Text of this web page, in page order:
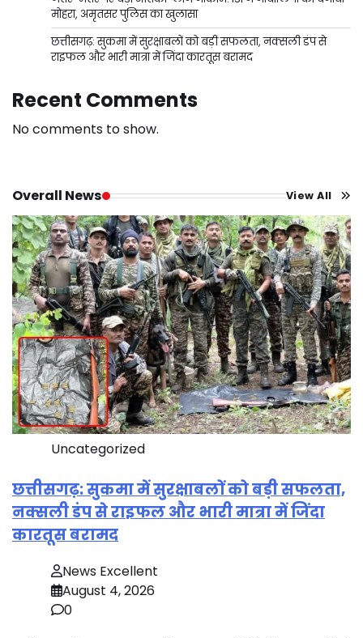
मोहरा, अमृतसर पुलिस का खुलासा
छत्तीसगढ़: सुकमा में सुरक्षाबलों को बड़ी सफलता, नक्सली डंप से
राइफल और भारी मात्रा में जिंदा कारतूस बरामद
Recent Comments
No comments to show.
Overall News View All
Uncategorized
छत्तीसगढ़: सुकमा में सुरक्षाबलों को बड़ी सफलता,
नक्सली डंप से राइफल और भारी मात्रा में जिंदा
कारतूस बरामद
News Excellent
August 4, 2026
0